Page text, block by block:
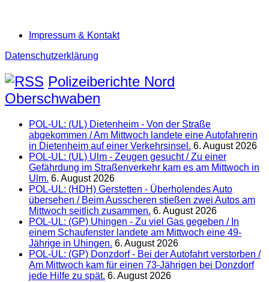
Impressum & Kontakt
Datenschutzerklärung
Polizeiberichte Nord
Oberschwaben
POL-UL: (UL) Dietenheim - Von der Straße
abgekommen / Am Mittwoch landete eine Autofahrerin
in Dietenheim auf einer Verkehrsinsel. 6. August 2026
POL-UL: (UL) Ulm - Zeugen gesucht / Zu einer
Gefährdung im Straßenverkehr kam es am Mittwoch in
Ulm. 6. August 2026
POL-UL: (HDH) Gerstetten - Überholendes Auto
übersehen / Beim Ausscheren stießen zwei Autos am
Mittwoch seitlich zusammen. 6. August 2026
POL-UL: (GP) Uhingen - Zu viel Gas gegeben / In
einem Schaufenster landete am Mittwoch eine 49-
Jährige in Uhingen. 6. August 2026
POL-UL: (GP) Donzdorf - Bei der Autofahrt verstorben /
Am Mittwoch kam für einen 73-Jährigen bei Donzdorf
jede Hilfe zu spät. 6. August 2026